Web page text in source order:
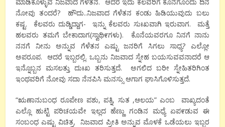
ನೋವು ತಂದರೆ? ಹೌದು..ನಿಜವಾದ ಗೆಳೆತನ ಕಂಡು ಹಿಡಿಯುವುದು ಬಲು
ಕಷ್ಟ. ಕೆಲವರು ದುಡ್ಡಿದ್ದಾಗ- ಇನ್ನು ಕೆಲವರು ಸುಃಖವಾಗಿ ಇರುವಾಗ. ಮತ್ತೆ
ಹಲವರು ತಮಗೆ ಬೇಕಾದಾಗ(ಸ್ವಾಥಿ೯ಗಳು). ಕೊನೆಯವರಗೂ ನಿನಗೆ ನಾನು
ನನಗೆ ನೀನು ಅನ್ನುವ ಗೆಳೆತನ ಎಷ್ಟು ಜನರಿಗೆ ಸಿಗಲು ಸಾಧ್ಯ? ಎಲ್ಲೋ
ಅಪರೂಪ. ಆದರೆ ಇಬ್ಬರಲ್ಲಿ. ಒಬ್ಬನು ನಿಜವಾದ ಸ್ನೇಹ ಬಯಸುವವನಾದರೆ ಆ
ಇನ್ನೊಬ್ಬನ ಮಸಲತ್ತು ದುಃಖ ತರಿಸುತ್ತದೆ. ಅಗಲಿದ ಬರೀ ಸ್ನೇಹಿತರಿಗಿಂತ
ಇಂಥವರಿಗೆ ನೋವು ಸದಾ ನೆನಪಿಸಿ ಮನಸ್ಸು ಆಗಾಗ ಘಾಸಿಗೊಳಿಸುತ್ತದೆ.
“ಋಣಾನುಬಂಧ ರೂಪೇಣ ಪಶು, ಪತ್ನಿ, ಸುತ ,ಆಲಯ” ಎಂಬ ವಾಖ್ಯದಂತೆ
ಎಲ್ಲೊ ಹುಟ್ಟಿ ಪರಿಚಯವೇ ಇಲ್ಲದ ಹೆಣ್ಣು ಗಂಡಿನ ಮಧ್ಯೆ ಏಪ೯ಡುವ ಈ
ಸಂಬಂಧ ಎಷ್ಟು ವಿಚಿತ್ರ. ನಿಜವಾದ ಪ್ರೀತಿ ಅನ್ನುವ ಮೊಳಕೆ ಒಡೆಯಲು ಇಬ್ಬರ